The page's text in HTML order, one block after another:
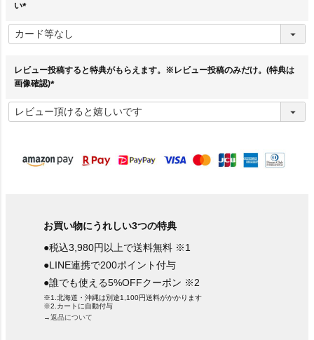
い
必
須
レビュー投稿すると特典がもらえます。※レビュー投稿のみだけ。(特典は
画像確認)
必
須
お買い物にうれしい3つの特典
●税込3,980円以上で送料無料 ※1
●LINE連携で200ポイント付与
●誰でも使える5%OFFクーポン ※2
※1.北海道・沖縄は別途1,100円送料がかかります
※2.カートに自動付与
→返品について